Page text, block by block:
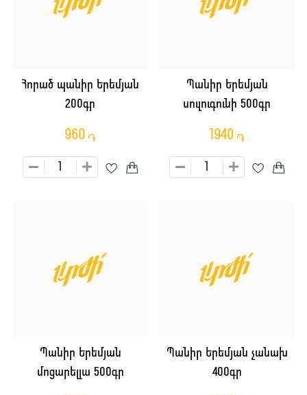
Հորած պանիր Երեմյան
200գր
960 ֏
Պանիր Երեմյան
սուլուգունի 500գր
1940 ֏
Պանիր Երեմյան
մոցարելլա 500գր
Պանիր Երեմյան չանախ
400գր